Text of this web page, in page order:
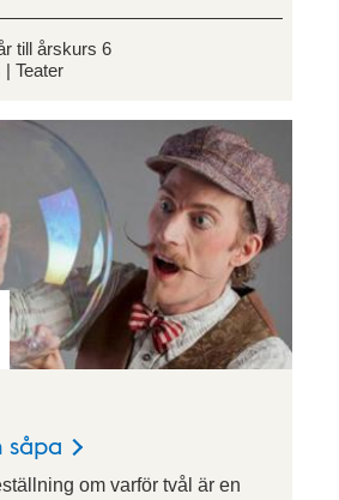
till årskurs 6
Teater
såpa
om varför tvål är en